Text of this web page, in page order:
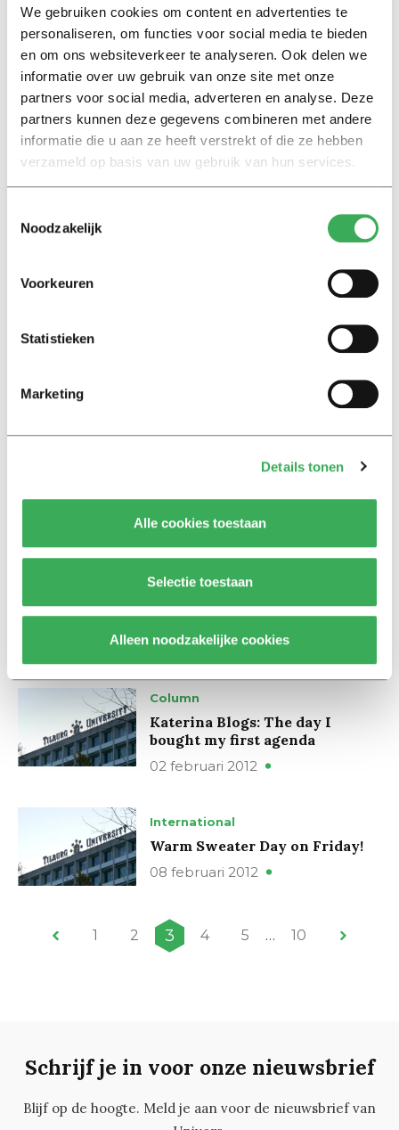
We gebruiken cookies om content en advertenties te
personaliseren, om functies voor social media te bieden
en om ons websiteverkeer te analyseren. Ook delen we
informatie over uw gebruik van onze site met onze
partners voor social media, adverteren en analyse. Deze
partners kunnen deze gegevens combineren met andere
informatie die u aan ze heeft verstrekt of die ze hebben
verzameld op basis van uw gebruik van hun services.
Noodzakelijk
Voorkeuren
Statistieken
Marketing
Details tonen
Alle cookies toestaan
Selectie toestaan
Alleen noodzakelijke cookies
Blackboard 9 about to be
released
02 februari 2011
Column
Trine Blogs: Do you get the
SADs?
04 november 2011
May market possibly cancelled
The May Market will take place
25 januari 2012
International
Discount on food with E-
coupons
25 januari 2012
Column
Katerina Blogs: The day I
bought my first agenda
02 februari 2012
International
Warm Sweater Day on Friday!
08 februari 2012
1 2 3 4 5 … 10
Schrijf je in voor onze nieuwsbrief
Blijf op de hoogte. Meld je aan voor de nieuwsbrief van